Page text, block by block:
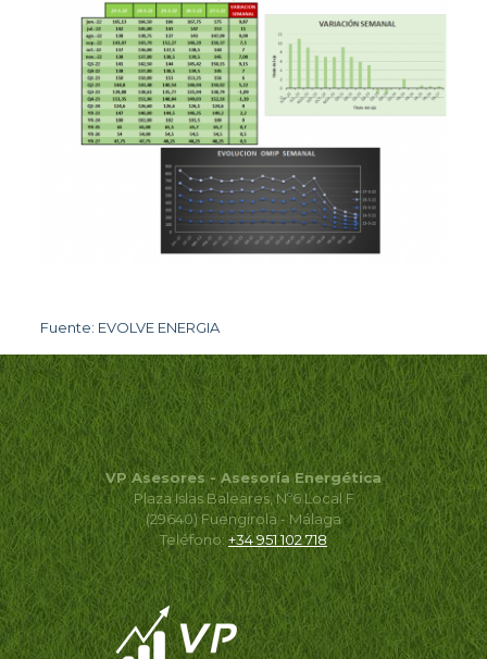
Fuente: EVOLVE ENERGIA
VP Asesores - Asesoría Energética
Plaza Islas Baleares, Nº6 Local F
(29640) Fuengirola - Málaga
Teléfono:+34 951 102 718